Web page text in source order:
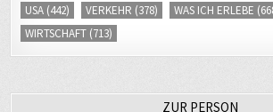
USA (442) VERKEHR (378) WAS ICH ERLEBE
WIRTSCHAFT (713)
ZUR PERSON